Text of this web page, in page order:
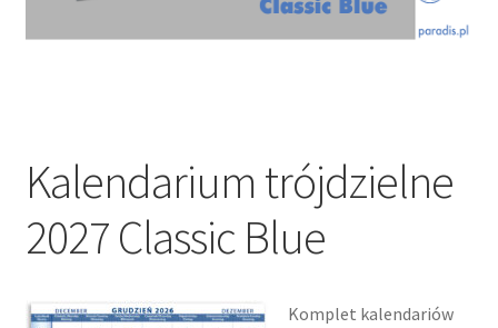
Kalendarium trójdzielne
2027 Classic Blue
Komplet kalendariów